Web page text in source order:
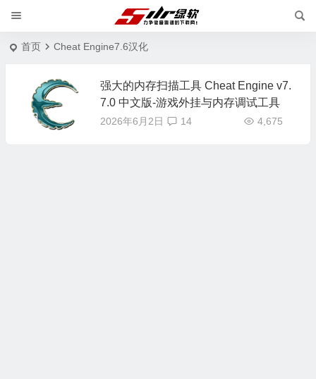
首页 Cheat Engine7.6汉化
强大的内存扫描工具 Cheat Engine v7.
7.0 中文版-游戏外挂与内存调试工具
2026年6月2日 4,675
14